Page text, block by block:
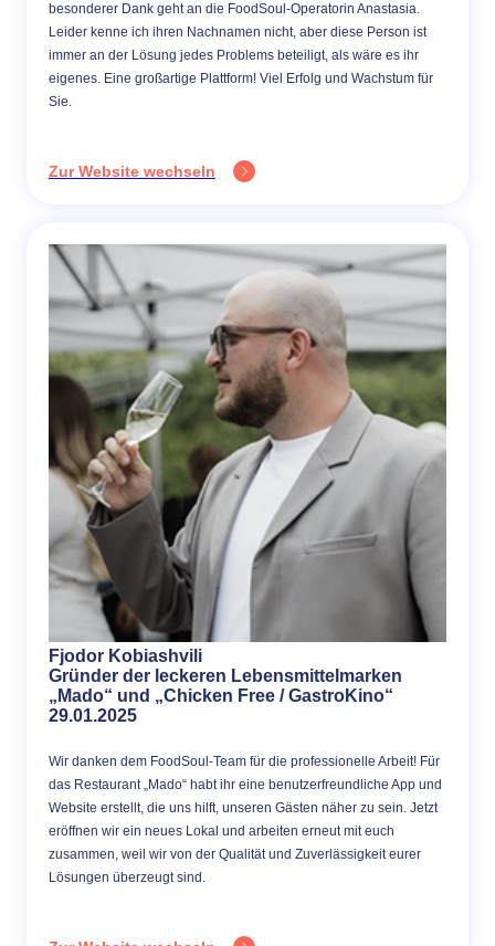
besonderer Dank geht an die FoodSoul-Operatorin Anastasia.
Leider kenne ich ihren Nachnamen nicht, aber diese Person ist
immer an der Lösung jedes Problems beteiligt, als wäre es ihr
eigenes. Eine großartige Plattform! Viel Erfolg und Wachstum für
Sie.
Zur Website wechseln
Fjodor Kobiashvili
Gründer der leckeren Lebensmittelmarken
„Mado“ und „Chicken Free / GastroKino“
29.01.2025
Wir danken dem FoodSoul-Team für die professionelle Arbeit! Für
das Restaurant „Mado“ habt ihr eine benutzerfreundliche App und
Website erstellt, die uns hilft, unseren Gästen näher zu sein. Jetzt
eröffnen wir ein neues Lokal und arbeiten erneut mit euch
zusammen, weil wir von der Qualität und Zuverlässigkeit eurer
Lösungen überzeugt sind.